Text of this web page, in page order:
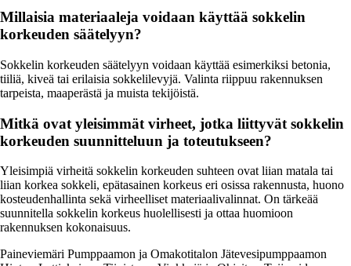
Millaisia materiaaleja voidaan käyttää sokkelin
korkeuden säätelyyn?
Sokkelin korkeuden säätelyyn voidaan käyttää esimerkiksi betonia,
tiiliä, kiveä tai erilaisia sokkelilevyjä. Valinta riippuu rakennuksen
tarpeista, maaperästä ja muista tekijöistä.
Mitkä ovat yleisimmät virheet, jotka liittyvät sokkelin
korkeuden suunnitteluun ja toteutukseen?
Yleisimpiä virheitä sokkelin korkeuden suhteen ovat liian matala tai
liian korkea sokkeli, epätasainen korkeus eri osissa rakennusta, huono
kosteudenhallinta sekä virheelliset materiaalivalinnat. On tärkeää
suunnitella sokkelin korkeus huolellisesti ja ottaa huomioon
rakennuksen kokonaisuus.
Paineviemäri Pumppaamon ja Omakotitalon Jätevesipumppaamon